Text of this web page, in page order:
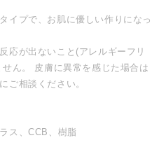
イプで、お肌に優しい作りになっ
応が出ないこと(アレルギーフリ
ん。 皮膚に異常を感じた場合は
ご相談ください。
ス、CCB、樹脂